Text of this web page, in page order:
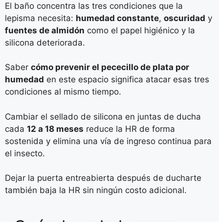
El baño concentra las tres condiciones que la
lepisma necesita: humedad constante, oscuridad y
fuentes de almidón como el papel higiénico y la
silicona deteriorada.
Saber cómo prevenir el pececillo de plata por
humedad en este espacio significa atacar esas tres
condiciones al mismo tiempo.
Cambiar el sellado de silicona en juntas de ducha
cada 12 a 18 meses reduce la HR de forma
sostenida y elimina una vía de ingreso continua para
el insecto.
Dejar la puerta entreabierta después de ducharte
también baja la HR sin ningún costo adicional.